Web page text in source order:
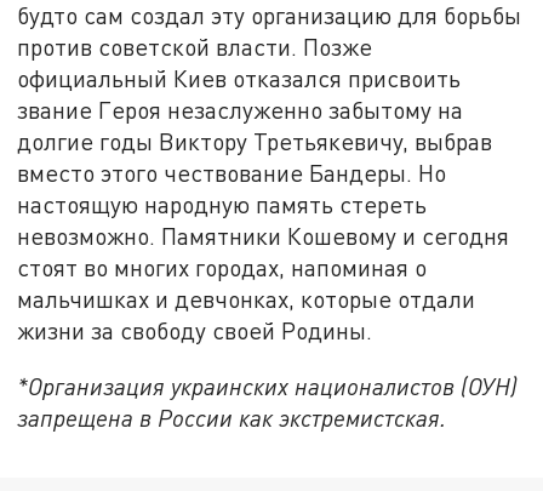
будто сам создал эту организацию для борьбы
против советской власти. Позже
официальный Киев отказался присвоить
звание Героя незаслуженно забытому на
долгие годы Виктору Третьякевичу, выбрав
вместо этого чествование Бандеры. Но
настоящую народную память стереть
невозможно. Памятники Кошевому и сегодня
стоят во многих городах, напоминая о
мальчишках и девчонках, которые отдали
жизни за свободу своей Родины.
*Организация украинских националистов (ОУН)
запрещена в России как экстремистская.